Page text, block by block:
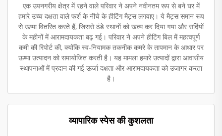
एक उपनगरीय क्षेत्र में रहने वाले परिवार ने अपने नवीनतम रूप से बने घर में
हमारे उच्च दक्षता वाले फर्श के नीचे के हीटिंग मैट्स लगवाए। ये मैट्स समान रूप
से ऊष्मा वितरित करते हैं, जिससे ठंडे स्थानों को खत्म कर दिया गया और सर्दियों
के महीनों में आरामदायकता बढ़ गई। परिवार ने अपने हीटिंग बिल में महत्वपूर्ण
कमी की रिपोर्ट की, क्योंकि स्व-नियामक तकनीक कमरे के तापमान के आधार पर
ऊष्मा उत्पादन को समायोजित करती है। यह मामला हमारे उत्पादों द्वारा आवासीय
स्थापनाओं में प्रदान की गई ऊर्जा दक्षता और आरामदायकता को उजागर करता
है।
व्यापारिक स्पेस की कुशलता